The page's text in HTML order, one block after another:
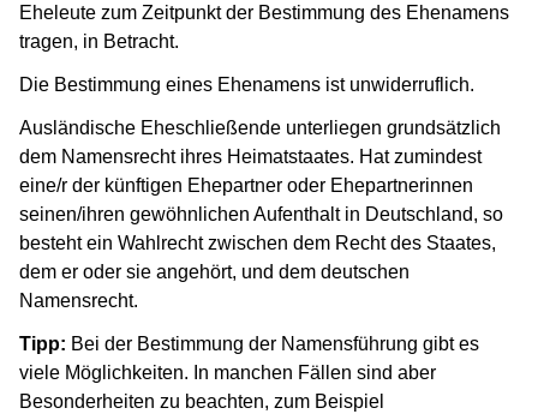
Eheleute zum Zeitpunkt der Bestimmung des Ehenamens
tragen, in Betracht.
Die Bestimmung eines Ehenamens ist unwiderruflich.
Ausländische Eheschließende unterliegen grundsätzlich
dem Namensrecht ihres Heimatstaates. Hat zumindest
eine/r der künftigen Ehepartner oder Ehepartnerinnen
seinen/ihren gewöhnlichen Aufenthalt in Deutschland, so
besteht ein Wahlrecht zwischen dem Recht des Staates,
dem er oder sie angehört, und dem deutschen
Namensrecht.
Tipp: Bei der Bestimmung der Namensführung gibt es
viele Möglichkeiten. In manchen Fällen sind aber
Besonderheiten zu beachten, zum Beispiel